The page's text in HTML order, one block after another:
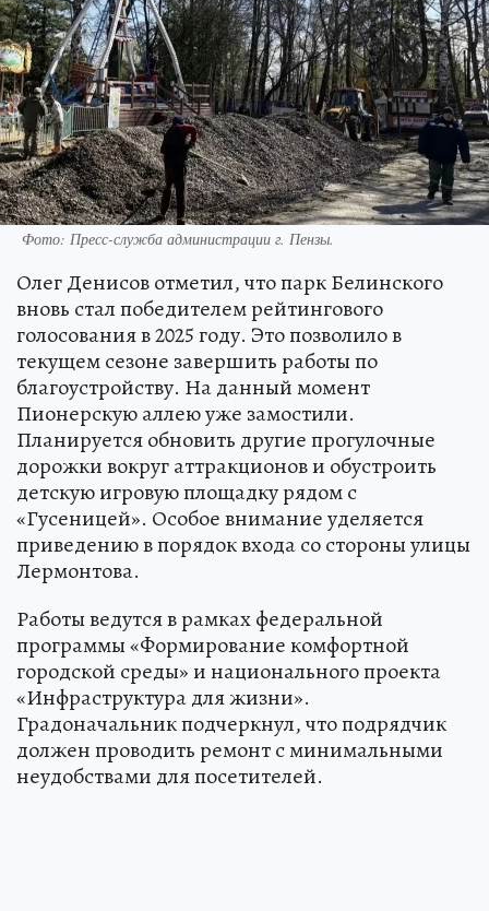
Фото: Пресс-служба администрации г. Пензы.
Олег Денисов отметил, что парк Белинского
вновь стал победителем рейтингового
голосования в 2025 году. Это позволило в
текущем сезоне завершить работы по
благоустройству. На данный момент
Пионерскую аллею уже замостили.
Планируется обновить другие прогулочные
дорожки вокруг аттракционов и обустроить
детскую игровую площадку рядом с
«Гусеницей». Особое внимание уделяется
приведению в порядок входа со стороны улицы
Лермонтова.
Работы ведутся в рамках федеральной
программы «Формирование комфортной
городской среды» и национального проекта
«Инфраструктура для жизни».
Градоначальник подчеркнул, что подрядчик
должен проводить ремонт с минимальными
неудобствами для посетителей.